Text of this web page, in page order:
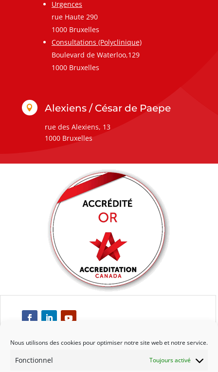
Nous utilisons des cookies pour optimiser notre site web et notre service.
Fonctionnel Toujours activé
Urgences
rue Haute 290
1000 Bruxelles
Consultations (Polyclinique)
Boulevard de Waterloo,129
1000 Bruxelles
 Alexiens / César de Paepe
rue des Alexiens, 13
1000 Bruxelles
Respect